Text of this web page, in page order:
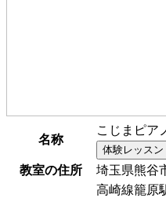
名称
こじまピア
教室の住所 埼玉県熊谷
高崎線籠原